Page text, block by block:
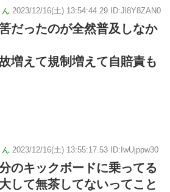
2023/12/16(土) 13:54:44.29 ID:Jl8Y8ZAN0
だったのが全然普及しなか
増えて規制増えて自賠責も
2023/12/16(土) 13:55:17.53 ID:IwUjppw30
のキックボードに乗ってる
して無茶してないってこと